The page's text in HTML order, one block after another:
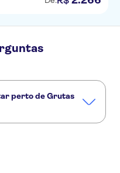
perto de Grutas